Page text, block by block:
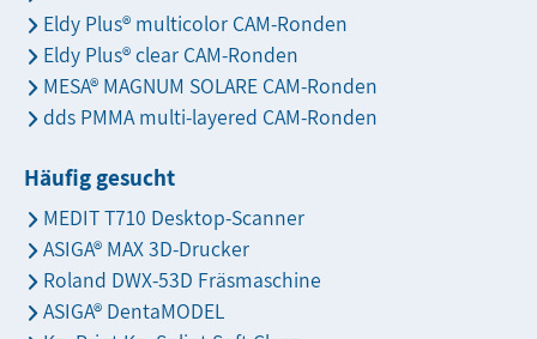
Eldy Plus® multicolor CAM-Ronden
Eldy Plus® clear CAM-Ronden
MESA® MAGNUM SOLARE CAM-Ronden
dds PMMA multi-layered CAM-Ronden
Häufig gesucht
MEDIT T710 Desktop-Scanner
ASIGA® MAX 3D-Drucker
Roland DWX-53D Fräsmaschine
ASIGA® DentaMODEL